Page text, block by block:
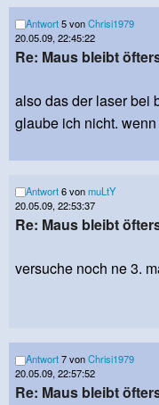
Antwort5 vonChrisi1979
20.05.09, 22:45:22
Re: Maus bleibt
also das der laser bei
glaube ich nicht.
Antwort6 vonmuLtY
20.05.09, 22:53:37
Re: Maus bleibt
versuche noch ne 3.
Antwort7 vonChrisi1979
20.05.09, 22:57:52
Re: Maus bleibt